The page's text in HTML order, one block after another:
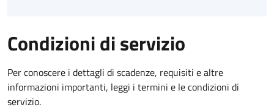
Condizioni di servizio
Per conoscere i dettagli di scadenze, requisiti e altre
informazioni importanti, leggi i termini e le condizioni di
servizio.